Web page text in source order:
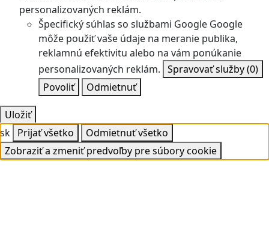
personalizovaných reklám.
Špecifický súhlas so službami Google Google
môže použiť vaše údaje na meranie publika,
reklamnú efektivitu alebo na vám ponúkanie
personalizovaných reklám. Spravovať služby(0)
Povoliť
Odmietnuť
Uložiť
sk Prijať všetko
Odmietnuť všetko
Zobraziť a zmeniť predvoľby pre súbory cookie